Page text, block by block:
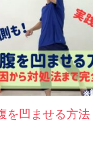
を凹ませる方法